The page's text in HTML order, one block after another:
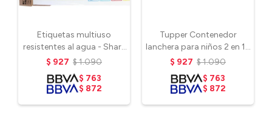
Etiquetas multiuso
resistentes al agua - Shark
& Friends
$ 927 $1.090
$ 763
$ 872
Tupper Contenedor
lanchera para niños 2 en 1 -
Cocodrilo
$ 927 $1.090
$ 763
$ 872